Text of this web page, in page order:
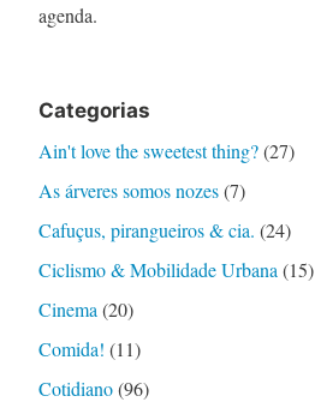
agenda.
Categorias
Ain't love the sweetest thing?(27)
As árveres somos nozes(7)
Cafuçus, pirangueiros & cia. (24)
Ciclismo & Mobilidade Urbana (15)
Cinema (20)
Comida! (11)
Cotidiano(96)